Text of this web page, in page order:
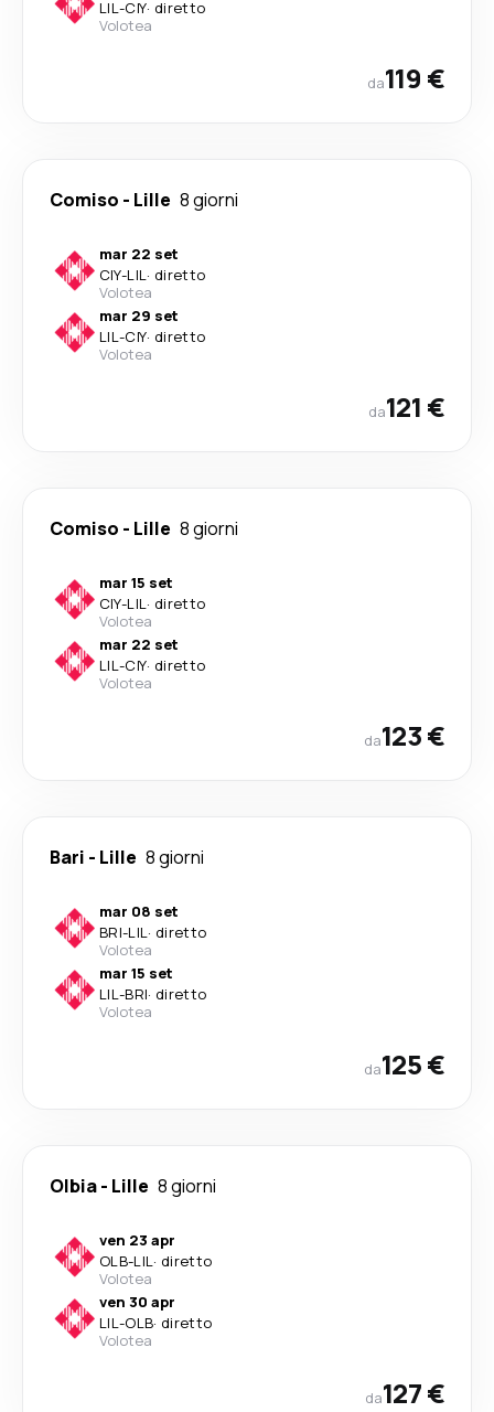
LIL-CIY· diretto
Volotea
da119 €
Comiso - Lille 8 giorni
mar 22 set
CIY-LIL· diretto
Volotea
mar 29 set
LIL-CIY· diretto
Volotea
da121 €
Comiso - Lille 8 giorni
mar 15 set
CIY-LIL· diretto
Volotea
mar 22 set
LIL-CIY· diretto
Volotea
da123 €
Bari - Lille 8 giorni
mar 08 set
BRI-LIL· diretto
Volotea
mar 15 set
LIL-BRI· diretto
Volotea
da125 €
Olbia- Lille 8 giorni
ven 23 apr
OLB-LIL· diretto
Volotea
ven 30 apr
LIL-OLB· diretto
Volotea
da127 €